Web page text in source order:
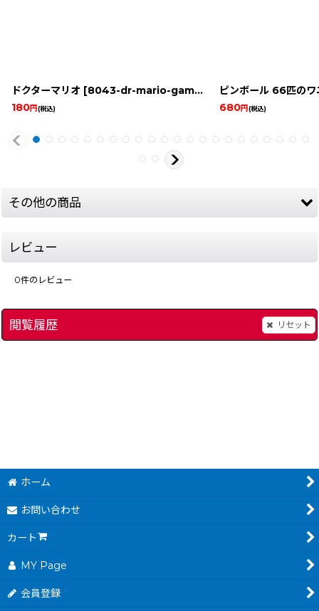
ドクターマリオ [8043-dr-mario-game-boy ]
180円(税込)
ピンボール 66匹のワ
680円(税込)
その他の商品
レビュー
0件のレビュー
閲覧履歴 リセット
ホーム
お問い合わせ
カート
MY Page
会員登録